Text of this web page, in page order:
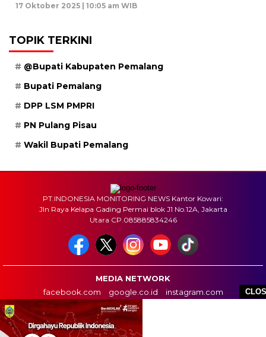
17 Oktober 2025 | 10:05 am WIB
TOPIK TERKINI
@Bupati Kabupaten Pemalang
Bupati Pemalang
DPP LSM PMPRI
PN Pulang Pisau
Wakil Bupati Pemalang
PT.INDONESIA MONITORING NEWS Kantor Kowari:
Jln Raya Kelapa Gading Permai blok J1 No.12A, Jakarta
Utara CP.085885834246
MEDIA NETWORK
facebook.com
google.co.id
instagram.com
web.whatsapp.com
HOME BOX REDAKSI